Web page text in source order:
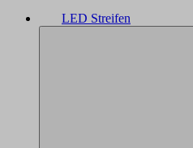
LED Streifen